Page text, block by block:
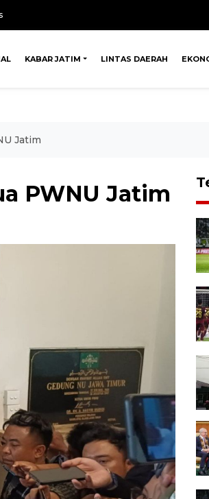
KABAR JATIM LINTAS DAERAH
Jatim
PWNU Jatim